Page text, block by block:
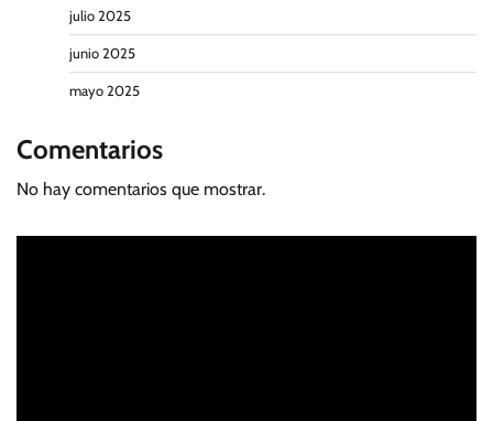
julio 2025
junio 2025
mayo 2025
Comentarios
No hay comentarios que mostrar.